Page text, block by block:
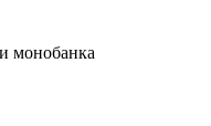
монобанка